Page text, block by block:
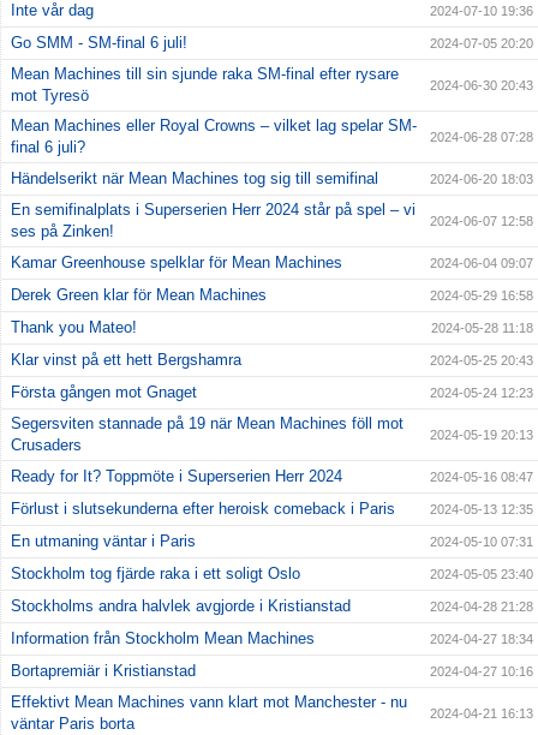
Inte vår dag 2024-07-10 19:36
Go SMM - SM-final 6 juli! 2024-07-05 20:20
Mean Machines till sin sjunde raka SM-final efter rysare
mot Tyresö
2024-06-30 20:43
Mean Machines eller Royal Crowns – vilket lag spelar SM-
final 6 juli?
2024-06-28 07:28
Händelserikt när Mean Machines tog sig till semifinal 2024-06-20 18:03
En semifinalplats i Superserien Herr 2024 står på spel – vi
ses på Zinken!
2024-06-07 12:58
Kamar Greenhouse spelklar för Mean Machines 2024-06-04 09:07
Derek Green klar för Mean Machines 2024-05-29 16:58
Thank you Mateo! 2024-05-28 11:18
Klar vinst på ett hett Bergshamra 2024-05-25 20:43
Första gången mot Gnaget 2024-05-24 12:23
Segersviten stannade på 19 när Mean Machines föll mot
Crusaders
2024-05-19 20:13
Ready for It? Toppmöte i Superserien Herr 2024 2024-05-16 08:47
Förlust i slutsekunderna efter heroisk comeback i Paris 2024-05-13 12:35
En utmaning väntar i Paris 2024-05-10 07:31
Stockholm tog fjärde raka i ett soligt Oslo 2024-05-05 23:40
Stockholms andra halvlek avgjorde i Kristianstad 2024-04-28 21:28
Information från Stockholm Mean Machines 2024-04-27 18:34
Bortapremiär i Kristianstad 2024-04-27 10:16
Effektivt Mean Machines vann klart mot Manchester - nu
väntar Paris borta
2024-04-21 16:13